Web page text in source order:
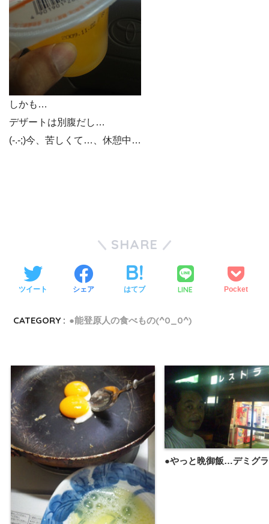
しかも…
デザートは別腹だし…
(-.-;)今、苦しくて…、休憩中…
SHARE
ツイート シェア はてブ LINE Pocket
CATEGORY : ●能登原人の食べもの(^0_0^)
●やっと晩御飯…デミグ